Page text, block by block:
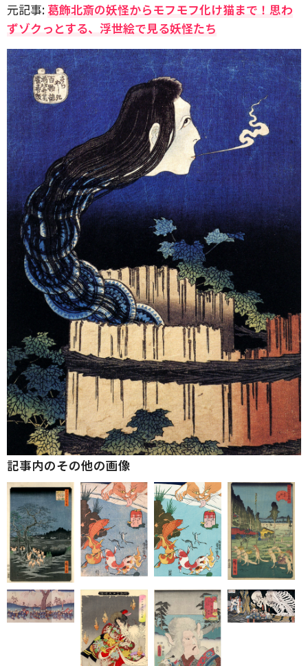
元記事:葛飾北斎の妖怪からモフモフ化け猫まで！思わ
ずゾクっとする、浮世絵で見る妖怪たち
記事内のその他の画像